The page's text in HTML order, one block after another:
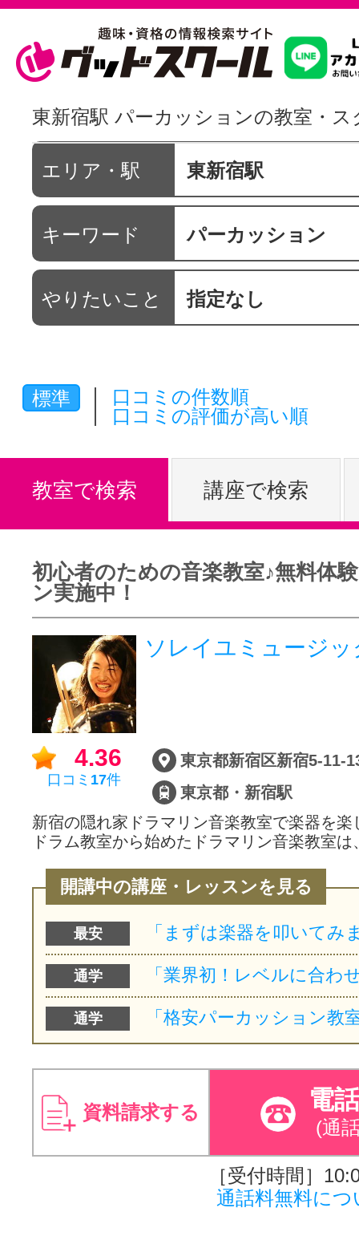
習いたいこ
スクールを
駅・路線か
通信講座を
体験レッス
やりたいこ
特集をみる
グッドスク
サイトマッ
東新宿駅 パーカッションの教室・ス
エリア・駅 東新宿駅
キーワード パーカッション
やりたいこと 指定なし
標準
口コミの件数順
口コミの評価が高い順
教室で検索 講座で検索
初心者のための音楽教室♪無料体
ン実施中！
ソレイユミュージッ
4.36
口コミ 17件
東京都新宿区新宿5-11-
東京都・新宿駅
新宿の隠れ家ドラマリン音楽教室で楽器を楽
ドラム教室から始めたドラマリン音楽教室
開講中の講座・レッスンを見る
最安
通学
通学
資料請求する 電
(通
［受付時間］
通話料無料につ